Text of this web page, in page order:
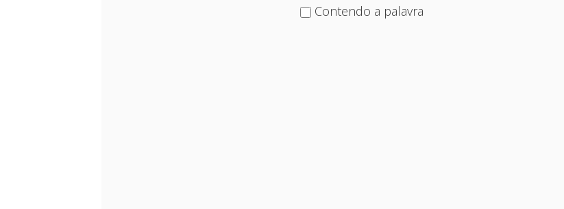
Contendo a palavra